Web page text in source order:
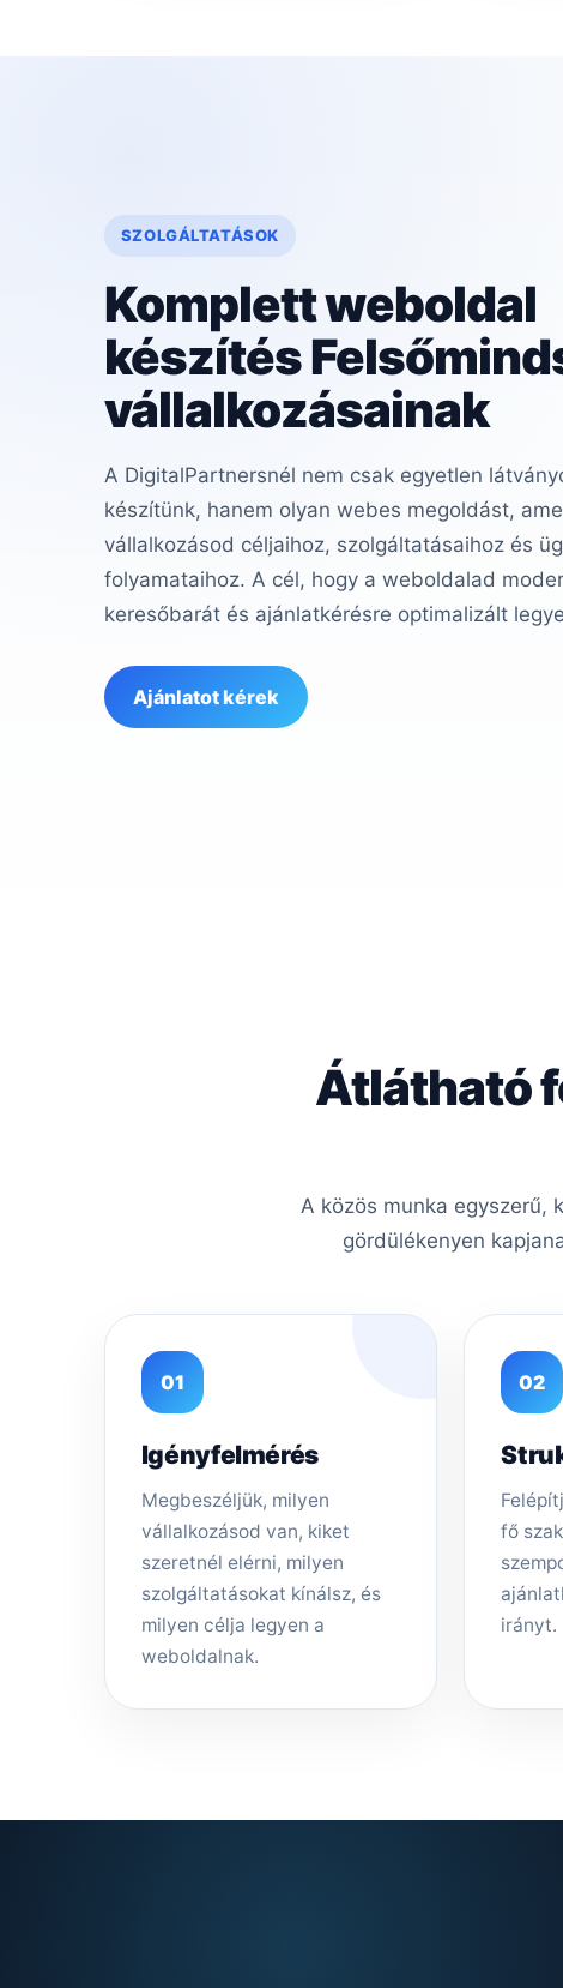
SZOLGÁLTATÁSOK
Komplett weboldal
készítés
vállalkozásainak
A DigitalPartnersnél nem csak egyetlen
készítünk, hanem olyan webes megoldást,
vállalkozásod céljaihoz, szolgáltatásaihoz és
folyamataihoz. A cél, hogy a weboldalad
keresőbarát és ajánlatkérésre optimalizált
Ajánlatot kérek
Átlátható
A közös munka egyszerű,
gördülékenyen
01
Igényfelmérés
Megbeszéljük, milyen
vállalkozásod van, kiket
szeretnél elérni, milyen
szolgáltatásokat kínálsz, és
milyen célja legyen a
weboldalnak.
02
fő
irányt.